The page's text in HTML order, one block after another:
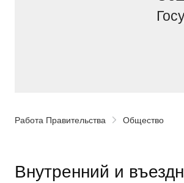
Работа Правительства Общество
Внутренний и